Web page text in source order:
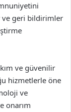
ve geri bildirimler
ve güvenilir
hizmetlerle öne
ve
onarım